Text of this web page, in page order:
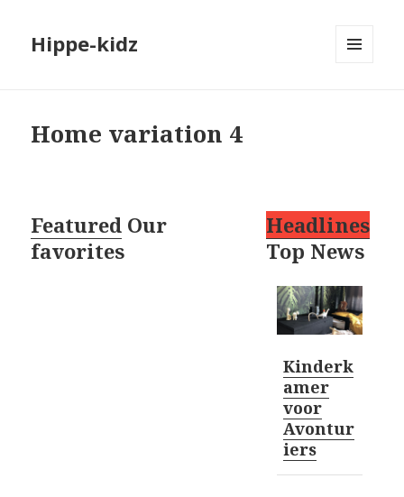
Hippe-kidz
Home variation 4
Featured Our
favorites
Headlines
Top News
Kinderk
amer
voor
Avontur
iers